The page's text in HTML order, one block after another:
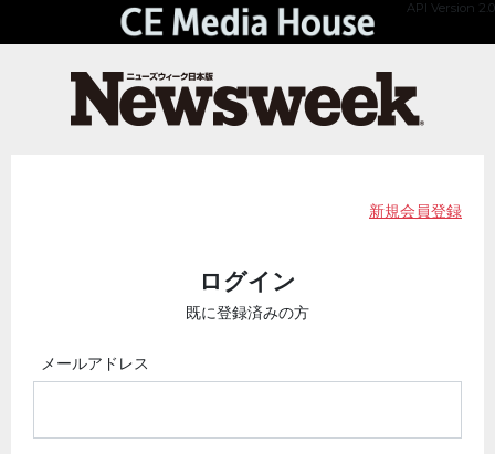
API Version 2.0
新規会員登録
ログイン
既に登録済みの方
メールアドレス